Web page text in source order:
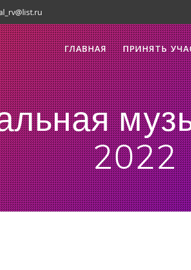
ГЛАВНАЯ ПРИНЯТЬ
2022